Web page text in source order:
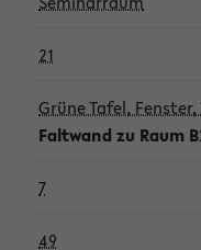
21
Grüne Tafel,
Faltwand zu Raum
7
49